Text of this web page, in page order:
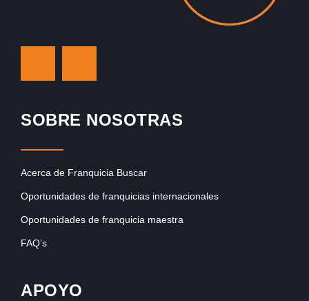
SOBRE NOSOTRAS
Acerca de Franquicia Buscar
Oportunidades de franquicias internacionales
Oportunidades de franquicia maestra
FAQ’s
APOYO